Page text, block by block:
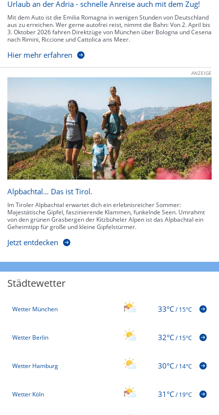
Urlaub an der Adria - schnelle Anreise auch mit dem Zug!
Mit dem Auto ist die Emilia Romagna in wenigen Stunden von Deutschland
aus zu erreichen. Wer gerne autofrei reist, nimmt die Bahn: Von 2. April bis
3. Oktober 2026 fahren Direktzüge von München über Bologna und Cesena
nach Rimini, Riccione und Cattolica ans Meer.
Hier mehr erfahren
ANZEIGE
Alpbachtal… Das ist Tirol.
Im Tiroler Alpbachtal erwartet dich ein erlebnisreicher Sommer:
Majestätische Gipfel, faszinierende Klammen, funkelnde Seen. Umrahmt
von den grünen Grasbergen der Kitzbüheler Alpen ist das Alpbachtal ein
Geheimtipp für große und kleine Gipfelstürmer.
Jetzt entdecken
Städtewetter
Wetter München 33°C/15°C
Wetter Berlin 32°C/15°C
Wetter Hamburg 30°C/14°C
Wetter Köln 31°C/19°C